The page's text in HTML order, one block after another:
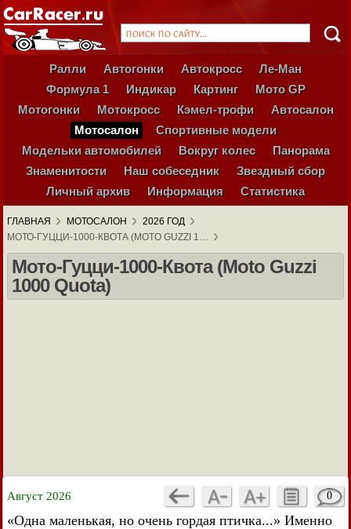
Ралли Автогонки Автокросс
Ле-Ман
Формула 1
Индикар Картинг
Мото GP
Мотогонки
Мотокросс Кэмел-трофи
Автосалон
Мотосалон
Спортивные модели
Модельки автомобилей
Вокруг колес
Панорама
Знаменитости
Наш собеседник
Звездный сбор
Личный архив
Информация Статистика
ГЛАВНАЯ МОТОСАЛОН
2026 ГОД
МОТО-ГУЦЦИ-1000-КВОТА (MOTO GUZZI 1…
Мото-Гуцци-1000-Квота (Moto Guzzi
1000 Quota)
Август 2026 0
«Одна маленькая, но очень гордая птичка...» Именно